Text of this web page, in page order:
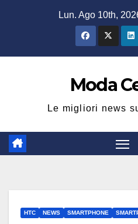
Lun. Ago 10th,
Moda
Le migliori news
HTC NEWS SMARTPHONE